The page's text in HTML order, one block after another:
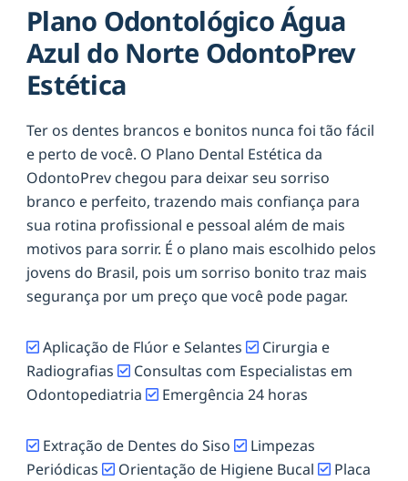
Plano Odontológico Água
Azul do Norte OdontoPrev
Estética
Ter os dentes brancos e bonitos nunca foi tão fácil
e perto de você. O Plano Dental Estética da
OdontoPrev chegou para deixar seu sorriso
branco e perfeito, trazendo mais confiança para
sua rotina profissional e pessoal além de mais
motivos para sorrir. É o plano mais escolhido pelos
jovens do Brasil, pois um sorriso bonito traz mais
segurança por um preço que você pode pagar.
Aplicação de Flúor e Selantes
Cirurgia e
Radiografias
Consultas com Especialistas em
Odontopediatria
Emergência 24 horas
Extração de Dentes do Siso
Limpezas
Periódicas
Orientação de Higiene Bucal
Placa